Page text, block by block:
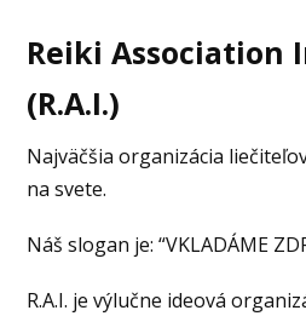
Reiki Association
(R.A.I.)
Najväčšia organizácia
na svete.
Náš slogan je: “VKLADÁME
R.A.I. je výlučne ideová